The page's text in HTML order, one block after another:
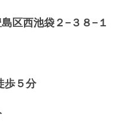
区西池袋２−３８−１
５分